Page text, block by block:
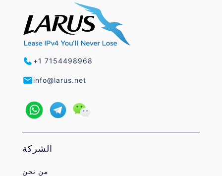
+1 7154498968
info@larus.net
الشركة
من نحن